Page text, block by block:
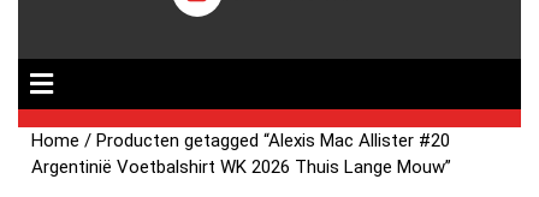
Home / Producten getagged “Alexis Mac Allister #20
Argentinië Voetbalshirt WK 2026 Thuis Lange Mouw”